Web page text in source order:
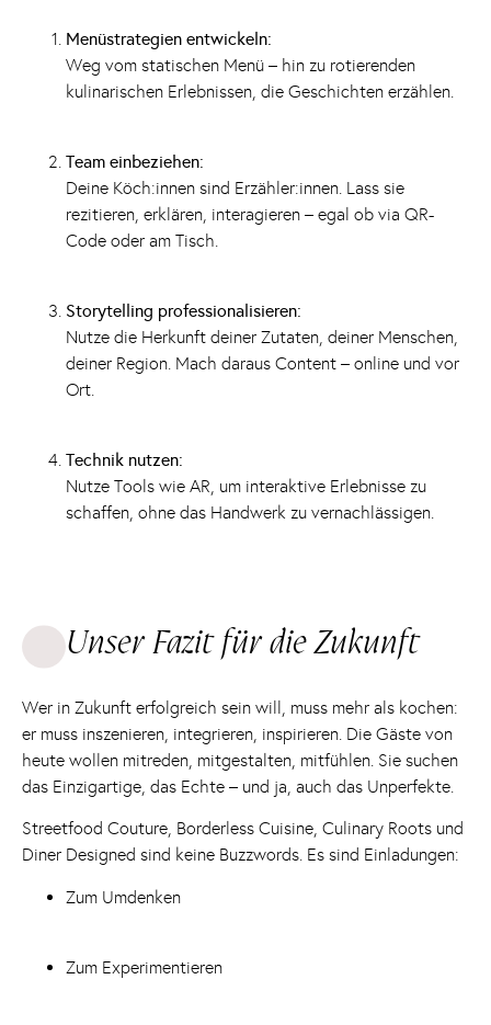
Menüstrategien entwickeln:
Weg vom statischen Menü – hin zu rotierenden
kulinarischen Erlebnissen, die Geschichten erzählen.
Team einbeziehen:
Deine Köch:innen sind Erzähler:innen. Lass sie
rezitieren, erklären, interagieren – egal ob via QR-
Code oder am Tisch.
Storytelling professionalisieren:
Nutze die Herkunft deiner Zutaten, deiner Menschen,
deiner Region. Mach daraus Content – online und vor
Ort.
Technik nutzen:
Nutze Tools wie AR, um interaktive Erlebnisse zu
schaffen, ohne das Handwerk zu vernachlässigen.
Unser Fazit für die Zukunft
Wer in Zukunft erfolgreich sein will, muss mehr als kochen:
er muss inszenieren, integrieren, inspirieren. Die Gäste von
heute wollen mitreden, mitgestalten, mitfühlen. Sie suchen
das Einzigartige, das Echte – und ja, auch das Unperfekte.
Streetfood Couture, Borderless Cuisine, Culinary Roots und
Diner Designed sind keine Buzzwords. Es sind Einladungen:
Zum Umdenken
Zum Experimentieren